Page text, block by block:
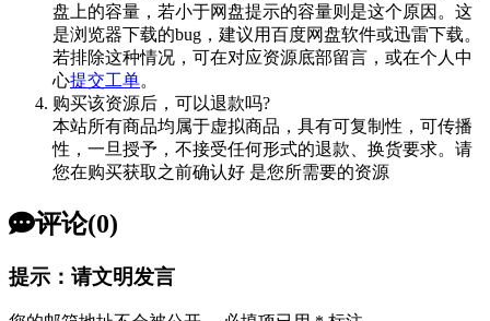
盘上的容量，若小于网盘提示的容量则是这个原因。这
是浏览器下载的bug，建议用百度网盘软件或迅雷下载。
若排除这种情况，可在对应资源底部留言，或在个人中
心提交工单。
购买该资源后，可以退款吗?
本站所有商品均属于虚拟商品，具有可复制性，可传播
性，一旦授予，不接受任何形式的退款、换货要求。请
您在购买获取之前确认好 是您所需要的资源
评论(0)
提示：请文明发言